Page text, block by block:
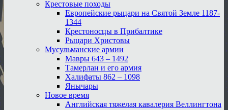
Крестовые походы
Европейские рыцари на Святой Земле 1187-
1344
Крестоносцы в Прибалтике
Рыцари Христовы
Мусульманские армии
Мавры 643 – 1492
Тамерлан и его армия
Халифаты 862 – 1098
Янычары
Новое время
Английская тяжелая кавалерия Веллингтона